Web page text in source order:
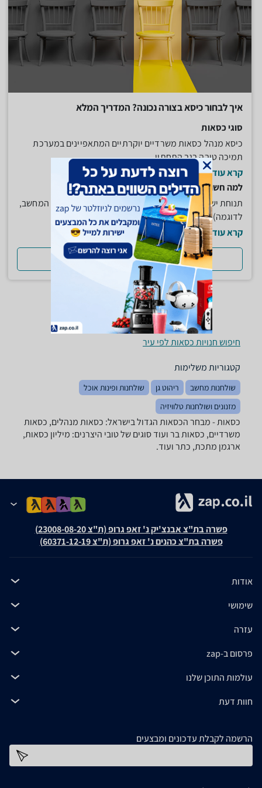
איך לבחור כיסא בצורה נכונה? המדריך המלא
סוגי כסאות
כיסא מנהל כסאות משרדיים יוקרתיים המתאפיינים במערכת
תמיכה טובה בגב התחתון...
קרא עוד
למה חשוב לשים לב בעת בחירת כיסא?
תנוחת ישיבה: במקרים של ישיבה ממושכת (במשרד מול המחשב,
לדוגמה) תנוחת הישיבה...
קרא עוד
למדריך המלא
חיפוש חנויות כסאות לפי עיר
קטגוריות משלימות
שולחנות מחשב ריהוט גן
שולחנות ופינות אוכל
מזנונים ושולחנות טלוויזיה
כסאות - מבחר הכסאות הגדול בישראל: כסאות מנהלים, כסאות
משרדיים, כסאות בר ועוד סוגים של טובי היצרנים: מיליון כסאות,
ארגמן מתכת, כתר ועוד.
פשרה בת"צ אבנצ'יק נ' זאפ גרופ (ת"צ 23008-08-20)
פשרה בת"צ כהנים נ' זאפ גרופ (ת"צ 60371-12-19)
אודות
שימושי
עזרה
פרסום ב-zap
עולמות התוכן שלנו
חוות דעת
הרשמה לקבלת עדכונים ומבצעים